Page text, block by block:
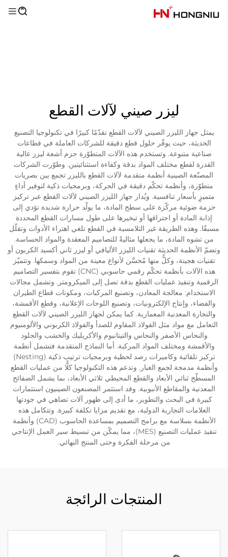
ليزر صيني لآلات القطع
يمثل جهاز الليزر الصيني لآلات القطع تقدّمًا كبيرًا في تكنولوجيا التصنيع
الحديثة، حيث يوفّر حلول قطع دقيقة للشركات العاملة في قطاعات
صناعية متنوعة. وتستخدم هذه الآلات المتطوّرة حزم أشعة ليزر عالية
القدرة لقطع مختلف المواد بدقة وكفاءة استثنائيتين. وطوّرت الشركات
المصنّعة الصينية أنظمة متقدمة لآلات القطع بالليزر تجمع بين بصريات
متطوّرة، وأنظمة تحكّم دقيقة في الحركة، وبرمجيات ذكية لتوفير أداءٍ
متميزٍ بأسعار تنافسية. ويُدار جهاز الليزر الصيني لآلات القطع عبر تركيز
حزمة ضوئية مركّزة على سطح المادة، ما يولّد حرارة شديدة تؤدي إلى
إذابة المادة أو احتراقها أو تبخيرها على طول مسارات القطع المحددة
مسبقًا. وهذه الطريقة غير التلامسية في القطع تلغي اهتراء الأدوات وتقلّل
من تشوه المادة، ما يجعلها مثاليةً للتصاميم المعقدة والمواد الحساسة.
وتضمّ الأنظمة الحديثة تقنيات الليزر الأليافي أو ليزر ثاني أكسيد الكربون أو
تقنيات هجينة، وكلٌّ منها مُحسَّن لأنواع معينة من المواد وسمكها. وتتميّز
هذه الآلات بأنظمة تحكّم رقمي حاسوبي (CNC) تقوم بتفسير التصاميم
الرقمية وتنفيذ عمليات القطع بدقة تصل إلى الميكرومتر. وتشمل مجالات
الاستخدام: معالجة المعادن، وتصنيع المركبات، ومكونات قطاع الطيران
والفضاء، وإنتاج الإلكترونيات، وتصنيع اللوحات الإعلانية، وقطع الأقمشة،
والنجارة المعدنية المعمارية. كما يمكن لجهاز الليزر الصيني لآلات القطع
التعامل مع مواد مثل الفولاذ المقاوم للصدأ والفولاذ الكربوني والألومنيوم
والنحاس الأصفر والنحاس والتيتانيوم والأكريليك والخشب والجلود
والأقمشة ومختلف المواد المركبة. أما النماذج المتقدمة فتشمل أنظمة
تركيز تلقائية وكاميرات رصد لحظية وبرمجيات ترتيب ذكية (Nesting)
وأنظمة مدمجة لجمع الغبار. وتدعم هذه التكنولوجيا كلًّا من عمليات القطع
المسطّح ثنائي الأبعاد والقطع المحيطي ثلاثي الأبعاد، بما يشمل الصفائح
المعدنية والمقاطع الأنبوبية. وقد استثمر المصنعون الصينيون استثمارات
كبيرة في البحث والتطوير، ما أدى إلى ظهور آلات تضاهي في جودتها
العلامات التجارية الدولية، مع تقديم مزايا تكلفة كبيرة. وتتكامل هذه
الأنظمة بسلاسة مع برامج التصميم بمساعدة الحاسوب (CAD) وأنظمة
تنفيذ عمليات التصنيع (MES)، مما يمكّن من تبسيط سير العمل الإنتاجي
من مرحلة الفكرة وحتى المنتج النهائي.
المنتجات الرائجة